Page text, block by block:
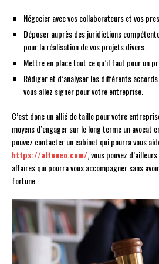
Négocier avec vos collaborateurs et vos
Déposer auprès des juridictions
pour la réalisation de vos projets divers.
Mettre en place tout ce qu’il faut pour un
Rédiger et d’analyser les différents
vous allez signer pour votre entreprise.
C’est donc un allié de taille pour votre
moyens d’engager sur le long terme un avocat
pouvez contacter un cabinet qui pourra vous
https://altoneo.com/ , vous pouvez
affaires qui pourra vous accompagner sans
fortune.